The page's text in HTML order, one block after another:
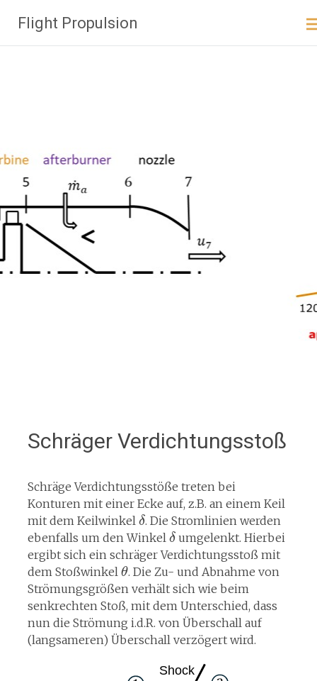
Inhalt
springen
Flight Propulsion
Schräger Verdichtungsstoß
Schräge Verdichtungsstöße treten bei
Konturen mit einer Ecke auf, z.B. an einem Keil
mit dem Keilwinkel δ. Die Stromlinien werden
ebenfalls um den Winkel δ umgelenkt. Hierbei
ergibt sich ein schräger Verdichtungsstoß mit
dem Stoßwinkel θ. Die Zu- und Abnahme von
Strömungsgrößen verhält sich wie beim
senkrechten Stoß, mit dem Unterschied, dass
nun die Strömung i.d.R. von Überschall auf
(langsameren) Überschall verzögert wird.